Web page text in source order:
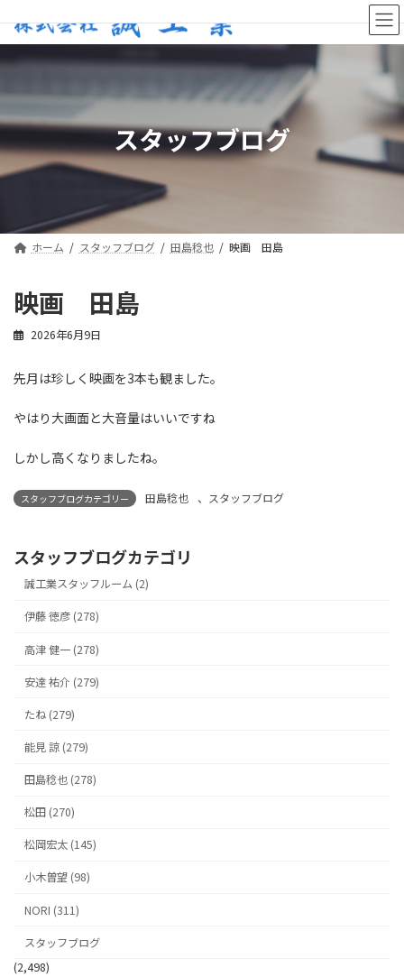
ン
テ
ン
へ
ス
ッ
プ
ビ
ゲ
ー
ョ
ン
移
動
スタッフブログ
ホーム スタッフブログ 田島稔也 映画 田島
映画 田島
2026年6月9日
先月は珍しく映画を3本も観ました。
やはり大画面と大音量はいいですね
しかし高くなりましたね。
スタッフブログカテゴリー 田島稔也 、 スタッフブログ
スタッフブログカテゴリ
誠工業スタッフルーム (2)
伊藤 徳彦 (278)
高津 健一 (278)
安達 祐介 (279)
たね (279)
能見 諒 (279)
田島稔也 (278)
松田 (270)
松岡宏太 (145)
小木曽望 (98)
NORI (311)
スタッフブログ
(2,498)